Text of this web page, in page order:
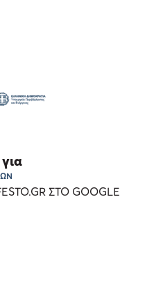
ΣΤΟ GOOGLE